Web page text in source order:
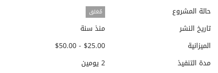
حالة المشروع مُغلق
تاريخ النشر
منذ سنة
الميزانية
$25.00 - $50.00
مدة التنفيذ
2 يومين